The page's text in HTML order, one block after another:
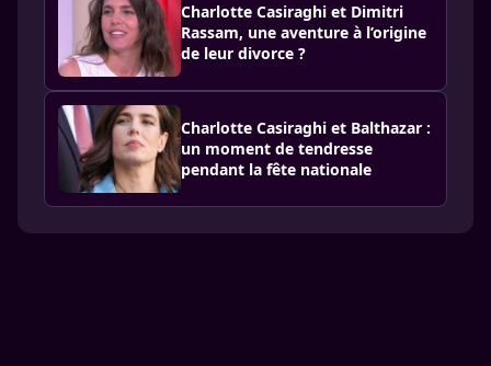
Charlotte Casiraghi et Dimitri
Rassam, une aventure à l’origine
de leur divorce ?
Charlotte Casiraghi et Balthazar :
un moment de tendresse
pendant la fête nationale